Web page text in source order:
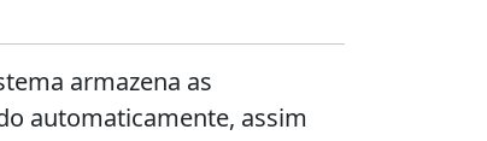
armazena as
automaticamente, assim